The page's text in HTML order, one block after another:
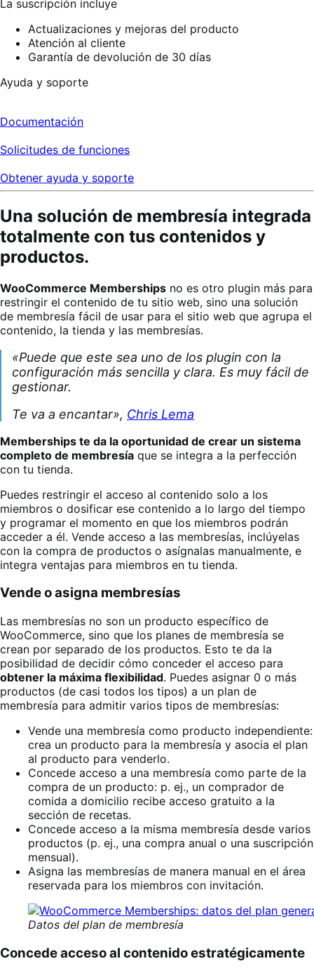
La suscripción incluye
Actualizaciones y mejoras del producto
Atención al cliente
Garantía de devolución de 30 días
Ayuda y soporte
Documentación
Solicitudes de funciones
Obtener ayuda y soporte
Una solución de membresía integrada
totalmente con tus contenidos y
productos.
WooCommerce Memberships no es otro plugin más para
restringir el contenido de tu sitio web, sino una solución
de membresía fácil de usar para el sitio web que agrupa el
contenido, la tienda y las membresías.
«Puede que este sea uno de los plugin con la
configuración más sencilla y clara. Es muy fácil de
gestionar.
Te va a encantar», Chris Lema
Memberships te da la oportunidad de crear un sistema
completo de membresía que se integra a la perfección
con tu tienda.
Puedes restringir el acceso al contenido solo a los
miembros o dosificar ese contenido a lo largo del tiempo
y programar el momento en que los miembros podrán
acceder a él. Vende acceso a las membresías, inclúyelas
con la compra de productos o asígnalas manualmente, e
integra ventajas para miembros en tu tienda.
Vende o asigna membresías
Las membresías no son un producto específico de
WooCommerce, sino que los planes de membresía se
crean por separado de los productos. Esto te da la
posibilidad de decidir cómo conceder el acceso para
obtener la máxima flexibilidad. Puedes asignar 0 o más
productos (de casi todos los tipos) a un plan de
membresía para admitir varios tipos de membresías:
Vende una membresía como producto independiente:
crea un producto para la membresía y asocia el plan
al producto para venderlo.
Concede acceso a una membresía como parte de la
compra de un producto: p. ej., un comprador de
comida a domicilio recibe acceso gratuito a la
sección de recetas.
Concede acceso a la misma membresía desde varios
productos (p. ej., una compra anual o una suscripción
mensual).
Asigna las membresías de manera manual en el área
reservada para los miembros con invitación.
Datos del plan de membresía
Concede acceso al contenido estratégicamente